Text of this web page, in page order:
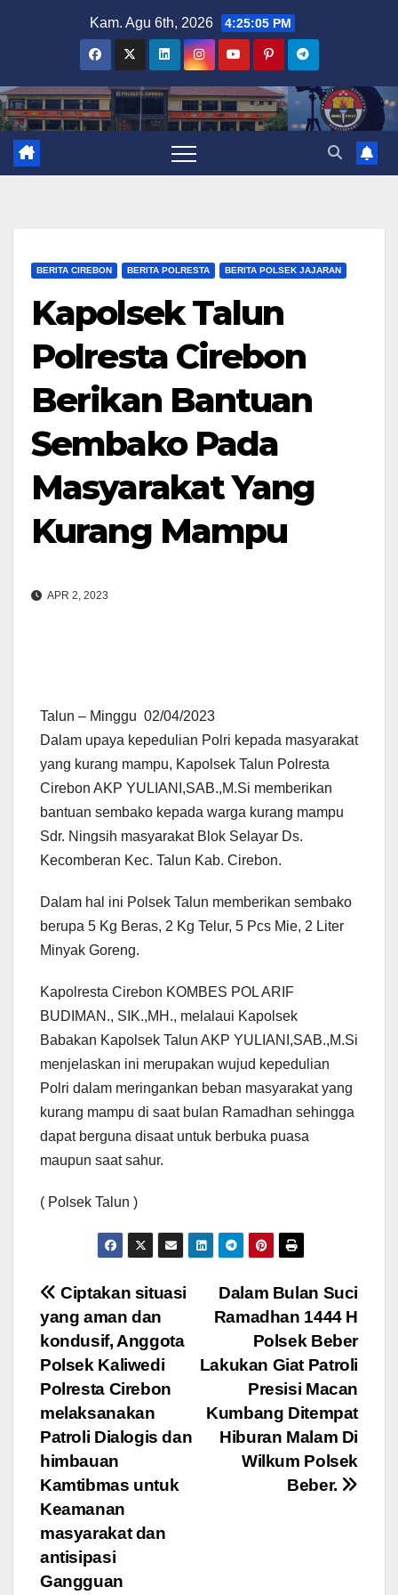
Kam. Agu 6th, 2026 4:25:05 PM
BERITA CIREBON BERITA POLRESTA BERITA POLSEK JAJARAN
Kapolsek Talun
Polresta Cirebon
Berikan Bantuan
Sembako Pada
Masyarakat Yang
Kurang Mampu
APR 2, 2023
Talun – Minggu 02/04/2023
Dalam upaya kepedulian Polri kepada masyarakat
yang kurang mampu, Kapolsek Talun Polresta
Cirebon AKP YULIANI,SAB.,M.Si memberikan
bantuan sembako kepada warga kurang mampu
Sdr. Ningsih masyarakat Blok Selayar Ds.
Kecomberan Kec. Talun Kab. Cirebon.
Dalam hal ini Polsek Talun memberikan sembako
berupa 5 Kg Beras, 2 Kg Telur, 5 Pcs Mie, 2 Liter
Minyak Goreng.
Kapolresta Cirebon KOMBES POL ARIF
BUDIMAN., SIK.,MH., melalaui Kapolsek
Babakan Kapolsek Talun AKP YULIANI,SAB.,M.Si
menjelaskan ini merupakan wujud kepedulian
Polri dalam meringankan beban masyarakat yang
kurang mampu di saat bulan Ramadhan sehingga
dapat berguna disaat untuk berbuka puasa
maupun saat sahur.
( Polsek Talun )
Navigasi
pos
Dalam Bulan Suci
Ramadhan 1444 H
Polsek Beber
Lakukan Giat Patroli
Presisi Macan
Kumbang Ditempat
Hiburan Malam Di
Wilkum Polsek
Beber.
Ciptakan situasi
yang aman dan
kondusif, Anggota
Polsek Kaliwedi
Polresta Cirebon
melaksanakan
Patroli Dialogis dan
himbauan
Kamtibmas untuk
Keamanan
masyarakat dan
antisipasi
Gangguan